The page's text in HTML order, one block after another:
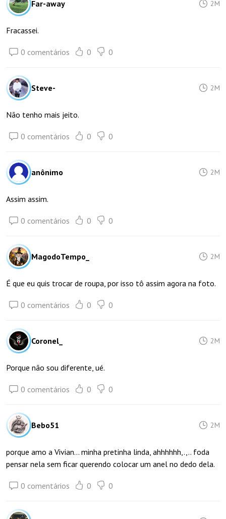
Far-away 2M
Fracassei.
0 comentários 0 0
Steve- 2M
Não tenho mais jeito.
0 comentários 0 0
anônimo 2M
Assim assim.
0 comentários 0 0
MagodoTempo_ 2M
É que eu quis trocar de roupa, por isso tô assim agora na foto.
0 comentários 0 0
Coronel_ 2M
Porque não sou diferente, ué.
0 comentários 0 0
Bebo51 2M
porque amo a Vivian... minha pretinha linda, ahhhhhh,.,.. foda
pensar nela sem ficar querendo colocar um anel no dedo dela.
0 comentários 0 0